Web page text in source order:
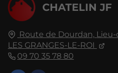
CHATELIN JF
Route de Dourdan,
LES GRANGES-LE-ROI
09 70 35 78 80